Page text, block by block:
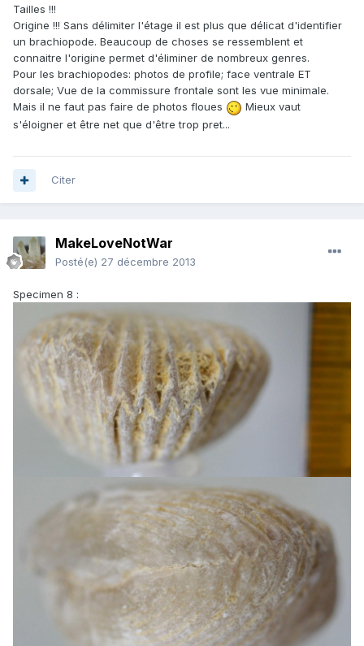
Tailles !!!
Origine !!! Sans délimiter l'étage il est plus que délicat d'identifier
un brachiopode. Beaucoup de choses se ressemblent et
connaitre l'origine permet d'éliminer de nombreux genres.
Pour les brachiopodes: photos de profile; face ventrale ET
dorsale; Vue de la commissure frontale sont les vue minimale.
Mais il ne faut pas faire de photos floues
Mieux vaut
s'éloigner et être net que d'être trop pret...
Citer
MakeLoveNotWar
Posté(e) 27 décembre 2013
Specimen 8 :